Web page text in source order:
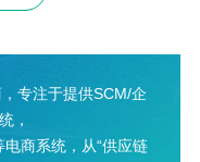
专注于提供SCM/企
，
商系统，从“供应链